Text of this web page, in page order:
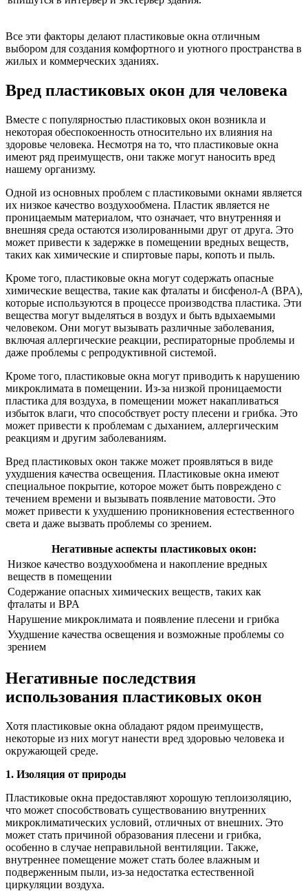
Все эти факторы делают пластиковые окна отличным
выбором для создания комфортного и уютного пространства в
жилых и коммерческих зданиях.
Вред пластиковых окон для человека
Вместе с популярностью пластиковых окон возникла и
некоторая обеспокоенность относительно их влияния на
здоровье человека. Несмотря на то, что пластиковые окна
имеют ряд преимуществ, они также могут наносить вред
нашему организму.
Одной из основных проблем с пластиковыми окнами является
их низкое качество воздухообмена. Пластик является не
проницаемым материалом, что означает, что внутренняя и
внешняя среда остаются изолированными друг от друга. Это
может привести к задержке в помещении вредных веществ,
таких как химические и спиртовые пары, копоть и пыль.
Кроме того, пластиковые окна могут содержать опасные
химические вещества, такие как фталаты и бисфенол-А (BPA),
которые используются в процессе производства пластика. Эти
вещества могут выделяться в воздух и быть вдыхаемыми
человеком. Они могут вызывать различные заболевания,
включая аллергические реакции, респираторные проблемы и
даже проблемы с репродуктивной системой.
Кроме того, пластиковые окна могут приводить к нарушению
микроклимата в помещении. Из-за низкой проницаемости
пластика для воздуха, в помещении может накапливаться
избыток влаги, что способствует росту плесени и грибка. Это
может привести к проблемам с дыханием, аллергическим
реакциям и другим заболеваниям.
Вред пластиковых окон также может проявляться в виде
ухудшения качества освещения. Пластиковые окна имеют
специальное покрытие, которое может быть повреждено с
течением времени и вызывать появление матовости. Это
может привести к ухудшению проникновения естественного
света и даже вызвать проблемы со зрением.
Негативные аспекты пластиковых окон:
Низкое качество воздухообмена и накопление вредных
веществ в помещении
Содержание опасных химических веществ, таких как
фталаты и BPA
Нарушение микроклимата и появление плесени и грибка
Ухудшение качества освещения и возможные проблемы со
зрением
Негативные последствия
использования пластиковых окон
Хотя пластиковые окна обладают рядом преимуществ,
некоторые из них могут нанести вред здоровью человека и
окружающей среде.
1. Изоляция от природы
Пластиковые окна предоставляют хорошую теплоизоляцию,
что может способствовать существованию внутренних
микроклиматических условий, отличных от внешних. Это
может стать причиной образования плесени и грибка,
особенно в случае неправильной вентиляции. Также,
внутреннее помещение может стать более влажным и
подверженным пыли, из-за недостатка естественной
циркуляции воздуха.